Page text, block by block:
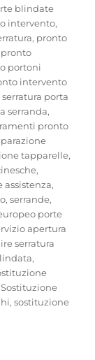
blindate
intervento,
, pronto
pronto
portoni
intervento
serratura porta
serranda,
pronto
tapparelle,
,
assistenza,
,serrande,
porte
apertura
serratura
,
Sostituzione
,sostituzione